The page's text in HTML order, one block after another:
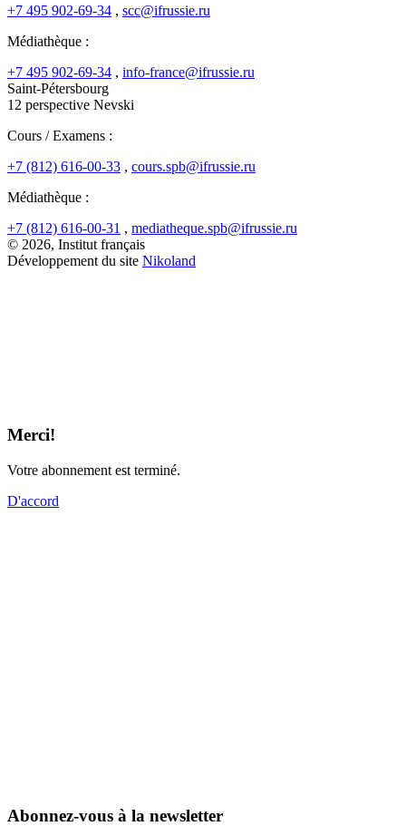
+7 495 902-69-34 , scc@ifrussie.ru
Médiathèque :
+7 495 902-69-34 , info-france@ifrussie.ru
Saint-Pétersbourg
12 perspective Nevski
Cours / Examens :
+7 (812) 616-00-33 , cours.spb@ifrussie.ru
Médiathèque :
+7 (812) 616-00-31 , mediatheque.spb@ifrussie.ru
© 2026, Institut français
Développement du site Nikoland
Merci!
Votre abonnement est terminé.
D'accord
Abonnez-vous à la newsletter